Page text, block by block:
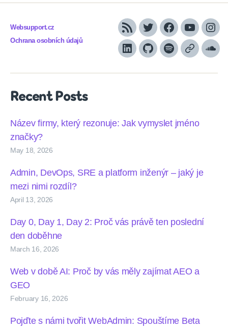
Websupport.cz
Ochrana osobních údajů
RSS TwitterFacebook
YouTube
LinkedInGithubSpotifyApple
Recent Posts
Název firmy, který rezonuje: Jak vymyslet jméno
značky?
May 18, 2026
Admin, DevOps, SRE a platform inženýr – jaký je
mezi nimi rozdíl?
April 13, 2026
Day 0, Day 1, Day 2: Proč vás právě ten poslední
den doběhne
March 16, 2026
Web v době AI: Proč by vás měly zajímat AEO a
GEO
February 16, 2026
Pojďte s námi tvořit WebAdmin: Spouštíme Beta